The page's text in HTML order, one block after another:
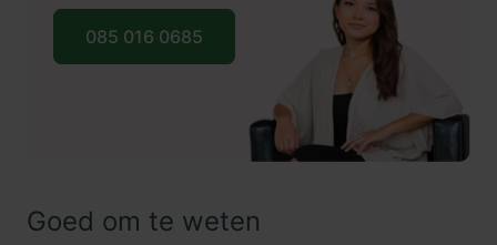
085 016 0685
Goed om te weten